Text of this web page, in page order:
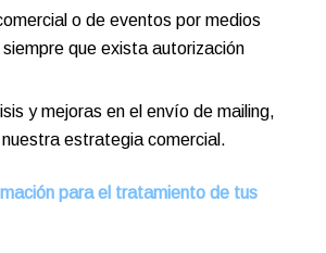
o de eventos por medios
que exista autorización
y mejoras en el envío de mailing,
estrategia comercial.
para el tratamiento de tus